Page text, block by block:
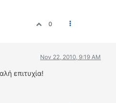
0
Nov 22, 2010, 9:19 AM
επιτυχία!